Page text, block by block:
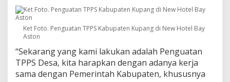
Ket Foto. Penguatan TPPS Kabupaten Kupang di New Hotel Bay
Aston
“Sekarang yang kami lakukan adalah Penguatan
TPPS Desa, kita harapkan dengan adanya kerja
sama dengan Pemerintah Kabupaten, khususnya